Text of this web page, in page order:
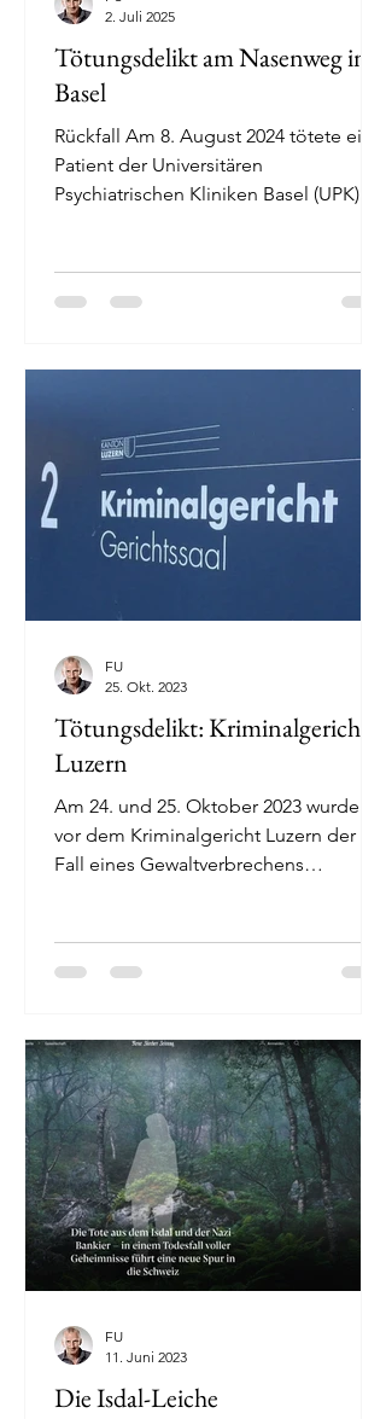
Tötungsdelikt am Nasenweg in
Basel
Rückfall Am 8. August 2024 tötete ein
Patient der Universitären
Psychiatrischen Kliniken Basel (UPK)
2. Juli 2025
Tötungsdelikt: Kriminalgericht
Luzern
Am 24. und 25. Oktober 2023 wurde
vor dem Kriminalgericht Luzern der
Fall eines Gewaltverbrechens
FU
25. Okt. 2023
Die Isdal-Leiche
FU
11. Juni 2023